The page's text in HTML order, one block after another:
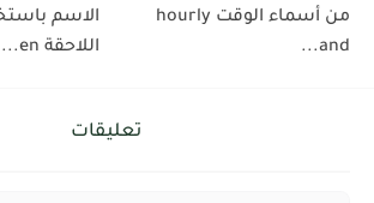
من أسماء الوقت hourly
and...
اللاحقة en...
تعليقات